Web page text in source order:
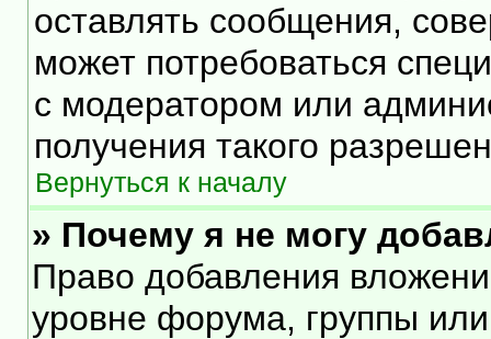
оставлять сообщения,
может потребоваться
с модератором или
получения такого
Вернуться к началу
» Почему я не могу
Право добавления
уровне форума, группы